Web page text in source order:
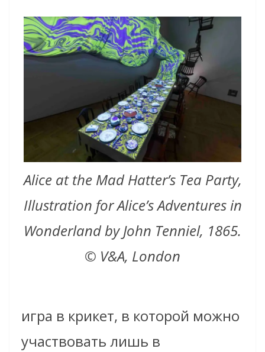
Alice at the Mad Hatter’s Tea Party,
Illustration for Alice’s Adventures in
Wonderland by John Tenniel, 1865.
© V&A, London
игра в крикет, в которой можно
участвовать лишь в